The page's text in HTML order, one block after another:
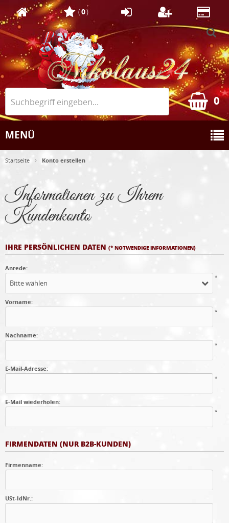
(0)
0
MENÜ
Startseite Konto erstellen
Informationen zu Ihrem
Kundenkonto
IHRE PERSÖNLICHEN DATEN (* NOTWENDIGE INFORMATIONEN)
Anrede:
Bitte wählen
*
Vorname:
*
Nachname:
*
E-Mail-Adresse:
*
E-Mail wiederholen:
*
FIRMENDATEN (NUR B2B-KUNDEN)
Firmenname:
USt-IdNr.: